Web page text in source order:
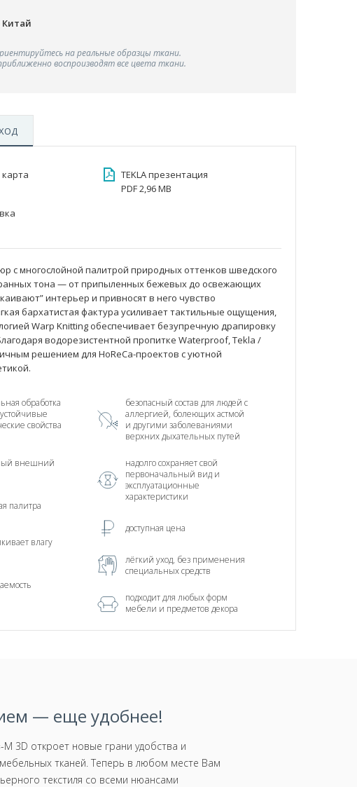
Китай
на реальные образцы ткани.
воспроизводят все цвета ткани.
карта
TEKLA презентация
PDF 2,96 MB
с многослойной палитрой природных оттенков шведского
тона — от припыленных бежевых до освежающих
интерьер и привносят в него чувство
бархатистая фактура усиливает тактильные ощущения,
Warp Knitting обеспечивает безупречную драпировку
водорезистентной пропитке Waterproof, Tekla /
решением для HoReCa-проектов с уютной
обработка
свойства
внешний
палитра
влагу
безопасный состав для людей с
аллергией, болеющих астмой
и другими заболеваниями
верхних дыхательных путей
надолго сохраняет свой
первоначальный вид и
эксплуатационные
характеристики
доступная цена
лёгкий уход, без применения
специальных средств
подходит для любых форм
мебели и предметов декора
— еще удобнее!
3D откроет новые грани удобства и
тканей. Теперь в любом месте Вам
текстиля со всеми нюансами